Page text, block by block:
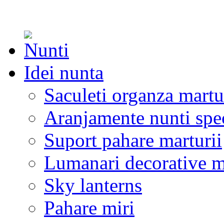
Idei nunta
Saculeti organza
Aranjamente nunti
Suport pahare marturii
Lumanari decorative
Sky lanterns
Pahare miri